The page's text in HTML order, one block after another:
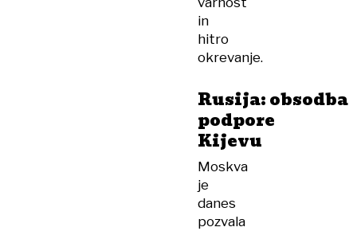
in
hitro
okrevanje.
Rusija: obsodba
podpore
Kijevu
Moskva
je
danes
pozvala